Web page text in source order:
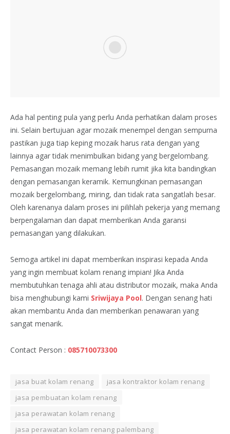
Ada hal penting pula yang perlu Anda perhatikan dalam proses
ini. Selain bertujuan agar mozaik menempel dengan sempurna
pastikan juga tiap keping mozaik harus rata dengan yang
lainnya agar tidak menimbulkan bidang yang bergelombang.
Pemasangan mozaik memang lebih rumit jika kita bandingkan
dengan pemasangan keramik. Kemungkinan pemasangan
mozaik bergelombang, miring, dan tidak rata sangatlah besar.
Oleh karenanya dalam proses ini pilihlah pekerja yang memang
berpengalaman dan dapat memberikan Anda garansi
pemasangan yang dilakukan.
Semoga artikel ini dapat memberikan inspirasi kepada Anda
yang ingin membuat kolam renang impian! Jika Anda
membutuhkan tenaga ahli atau distributor mozaik, maka Anda
bisa menghubungi kami Sriwijaya Pool. Dengan senang hati
akan membantu Anda dan memberikan penawaran yang
sangat menarik.
Contact Person : 085710073300
jasa buat kolam renang
jasa kontraktor kolam renang
jasa pembuatan kolam renang
jasa perawatan kolam renang
jasa perawatan kolam renang palembang